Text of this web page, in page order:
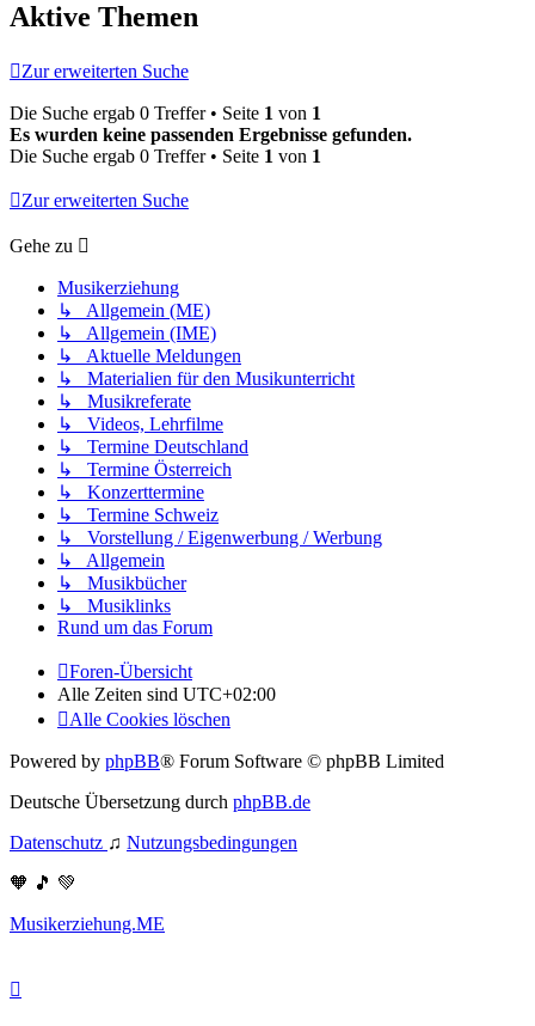
Aktive Themen
Zur erweiterten Suche
Die Suche ergab 0 Treffer • Seite 1 von 1
Es wurden keine passenden Ergebnisse gefunden.
Die Suche ergab 0 Treffer • Seite 1 von 1
Zur erweiterten Suche
Gehe zu
Musikerziehung
↳ Allgemein (ME)
↳ Allgemein (IME)
↳ Aktuelle Meldungen
↳ Materialien für den Musikunterricht
↳ Musikreferate
↳ Videos, Lehrfilme
↳ Termine Deutschland
↳ Termine Österreich
↳ Konzerttermine
↳ Termine Schweiz
↳ Vorstellung / Eigenwerbung / Werbung
↳ Allgemein
↳ Musikbücher
↳ Musiklinks
Rund um das Forum
Foren-Übersicht
Alle Zeiten sind UTC+02:00
Alle Cookies löschen
Powered by phpBB® Forum Software © phpBB Limited
Deutsche Übersetzung durch phpBB.de
Datenschutz ♫ Nutzungsbedingungen
🧡 🎵 💚
Musikerziehung.ME